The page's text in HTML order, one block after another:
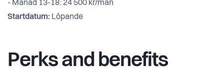
- Månad 13-18: 24 500 kr/mån
Startdatum: Löpande
Perks and benefits